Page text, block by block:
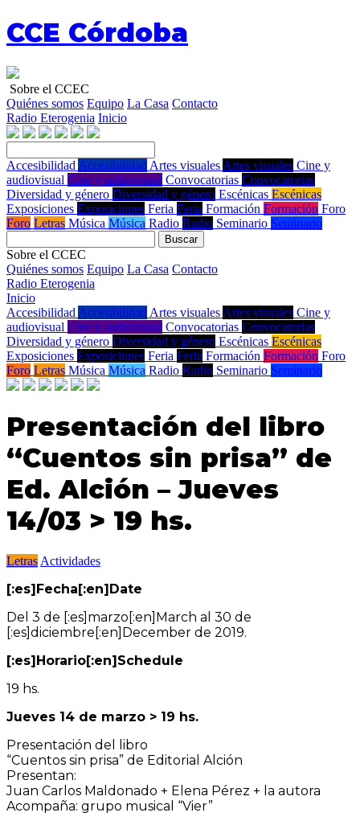
CCE Córdoba
Sobre el CCEC
Quiénes somos Equipo La Casa Contacto
Radio Eterogenia Inicio
Accesibilidad Accesibilidad Artes visuales Artes visuales Cine y
audiovisual Cine y audiovisual Convocatorias Convocatorias
Diversidad y género Diversidad y género Escénicas Escénicas
Exposiciones Exposiciones Feria Feria Formación Formación Foro
Foro Letras Música Música Radio Radio Seminario Seminario
Buscar
Sobre el CCEC
Quiénes somos Equipo La Casa Contacto
Radio Eterogenia
Inicio
Accesibilidad Accesibilidad Artes visuales Artes visuales Cine y
audiovisual Cine y audiovisual Convocatorias Convocatorias
Diversidad y género Diversidad y género Escénicas Escénicas
Exposiciones Exposiciones Feria Feria Formación Formación Foro
Foro Letras Música Música Radio Radio Seminario Seminario
Presentación del libro
“Cuentos sin prisa” de
Ed. Alción – Jueves
14/03 > 19 hs.
Letras Actividades
[:es]Fecha[:en]Date
Del 3 de [:es]marzo[:en]March al 30 de
[:es]diciembre[:en]December de 2019.
[:es]Horario[:en]Schedule
19 hs.
Jueves 14 de marzo > 19 hs.
Presentación del libro
“Cuentos sin prisa” de Editorial Alción
Presentan:
Juan Carlos Maldonado + Elena Pérez + la autora
Acompaña: grupo musical “Vier”